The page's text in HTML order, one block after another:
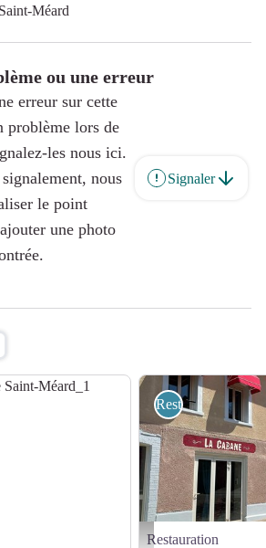
Méard
ou une erreur
erreur sur cette
problème lors de
les nous ici.
nous
le point
une photo
Signaler
- Mairie de St Méard La Cabane_1 - La Cabane
Restauration
Restauration